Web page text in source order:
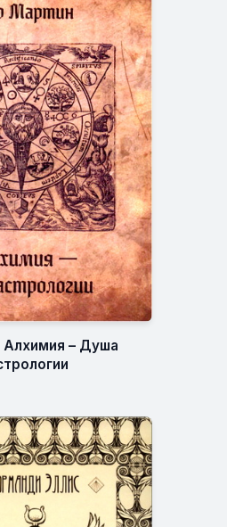
Алхимия – Душа